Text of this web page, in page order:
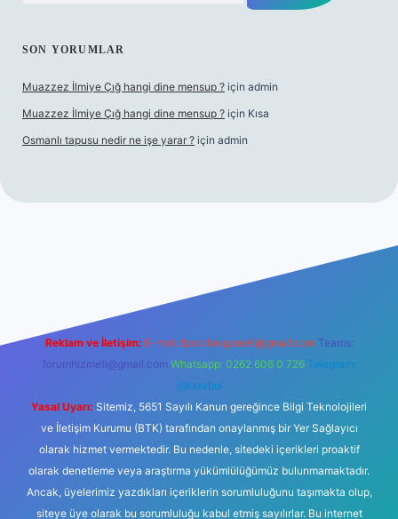
SON YORUMLAR
Muazzez İlmiye Çığ hangi dine mensup ? için admin
Muazzez İlmiye Çığ hangi dine mensup ? için Kısa
Osmanlı tapusu nedir ne işe yarar ? için admin
m elexbet
Reklam ve İletişim: E-mail: backlinkpaneli@gmail.com Teams:
forumhizmeti@gmail.com Whatsapp: 0262 606 0 726 Telegram:
@karabul
Yasal Uyarı: Sitemiz, 5651 Sayılı Kanun gereğince Bilgi Teknolojileri
ve İletişim Kurumu (BTK) tarafından onaylanmış bir Yer Sağlayıcı
olarak hizmet vermektedir. Bu nedenle, sitedeki içerikleri proaktif
olarak denetleme veya araştırma yükümlülüğümüz bulunmamaktadır.
Ancak, üyelerimiz yazdıkları içeriklerin sorumluluğunu taşımakta olup,
siteye üye olarak bu sorumluluğu kabul etmiş sayılırlar. Bu internet